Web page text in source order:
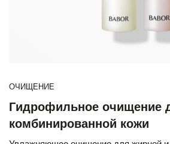
ОЧИЩЕНИЕ
Гидрофильное очищение
комбинированной кожи